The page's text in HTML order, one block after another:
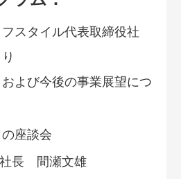
スタイル代表取締役社
よび今後の事業展望につ
座談会
長 間瀬文雄